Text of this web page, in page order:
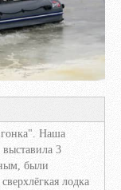
гонка". Наша
3
были
лодка